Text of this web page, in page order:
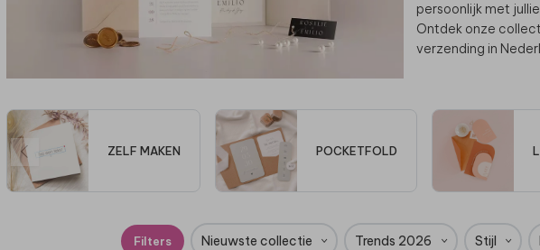
persoonlijk met
Ontdek onze
verzending in
ZELF MAKEN POCKETFOLD
Filters Nieuwste collectie Trends 2026 Stijl